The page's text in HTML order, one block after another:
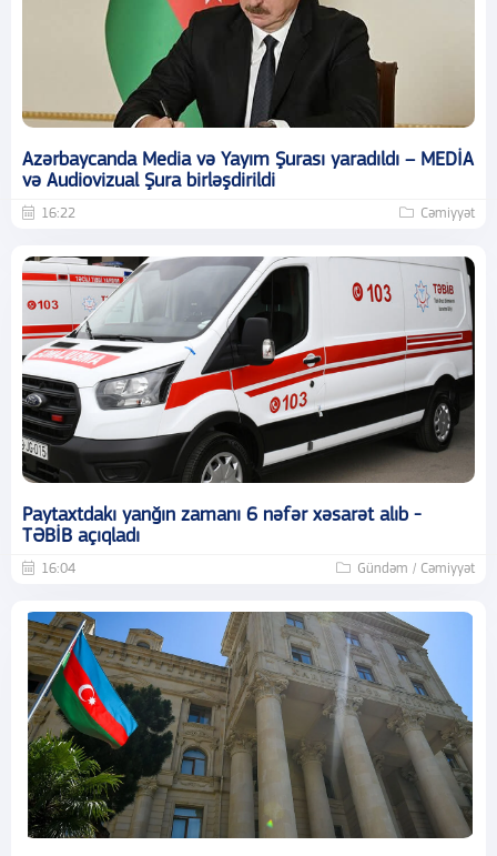
Azərbaycanda Media və Yayım Şurası yaradıldı – MEDİA
və Audiovizual Şura birləşdirildi
16:22 Cəmiyyət
Paytaxtdakı yanğın zamanı 6 nəfər xəsarət alıb -
TƏBİB açıqladı
16:04 Gündəm / Cəmiyyət